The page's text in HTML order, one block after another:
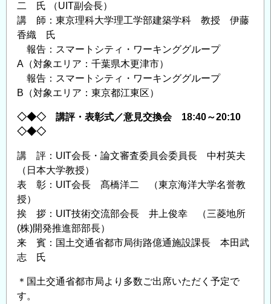
二 氏 （UIT副会長）
講 師：東京理科大学理工学部建築学科 教授 伊藤
香織 氏
報告：スマートシティ・ワーキンググループ
A（対象エリア：千葉県木更津市）
報告：スマートシティ・ワーキンググループ
B（対象エリア：東京都江東区）
◇◆◇ 講評・表彰式／意見交換会 18:40～20:10
◇◆◇
講 評：UIT会長・論文審査委員会委員長 中村英夫
（日本大学教授）
表 彰：UIT会長 髙橋洋二 （東京海洋大学名誉教
授）
挨 拶：UIT技術交流部会長 井上俊幸 （三菱地所
(株)開発推進部部長）
来 賓：国土交通省都市局街路億通施設課長 本田武
志 氏
＊国土交通省都市局より多数ご出席いただく予定で
す。